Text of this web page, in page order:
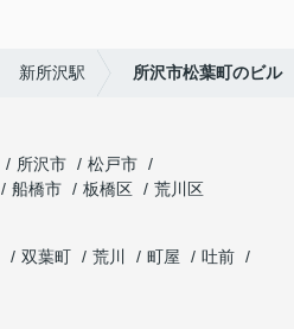
新所沢駅 所沢市松葉町のビル
所沢市
松戸市
船橋市 板橋区
荒川区
双葉町 荒川 町屋
吐前